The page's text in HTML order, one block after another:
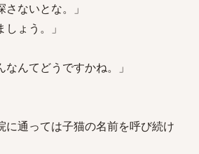
さないとな。」
しょう。」
なんてどうですかね。」
に通っては子猫の名前を呼び続け